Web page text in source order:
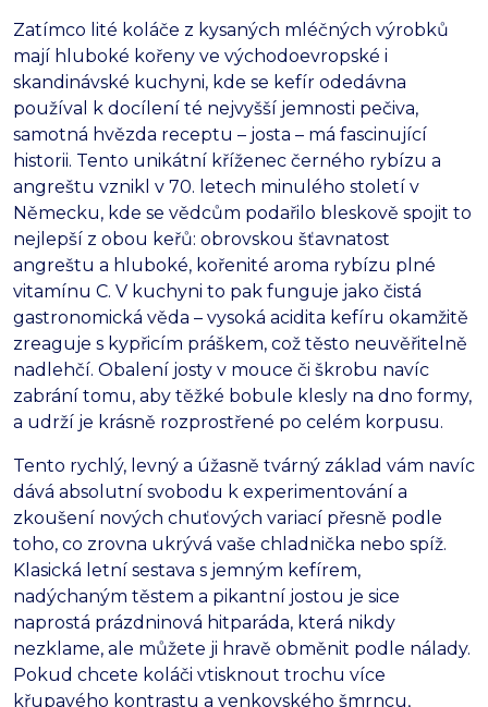
Zatímco lité koláče z kysaných mléčných výrobků
mají hluboké kořeny ve východoevropské i
skandinávské kuchyni, kde se kefír odedávna
používal k docílení té nejvyšší jemnosti pečiva,
samotná hvězda receptu – josta – má fascinující
historii. Tento unikátní kříženec černého rybízu a
angreštu vznikl v 70. letech minulého století v
Německu, kde se vědcům podařilo bleskově spojit to
nejlepší z obou keřů: obrovskou šťavnatost
angreštu a hluboké, kořenité aroma rybízu plné
vitamínu C. V kuchyni to pak funguje jako čistá
gastronomická věda – vysoká acidita kefíru okamžitě
zreaguje s kypřicím práškem, což těsto neuvěřitelně
nadlehčí. Obalení josty v mouce či škrobu navíc
zabrání tomu, aby těžké bobule klesly na dno formy,
a udrží je krásně rozprostřené po celém korpusu.
Tento rychlý, levný a úžasně tvárný základ vám navíc
dává absolutní svobodu k experimentování a
zkoušení nových chuťových variací přesně podle
toho, co zrovna ukrývá vaše chladnička nebo spíž.
Klasická letní sestava s jemným kefírem,
nadýchaným těstem a pikantní jostou je sice
naprostá prázdninová hitparáda, která nikdy
nezklame, ale můžete ji hravě obměnit podle nálady.
Pokud chcete koláči vtisknout trochu více
křupavého kontrastu a venkovského šmrncu,